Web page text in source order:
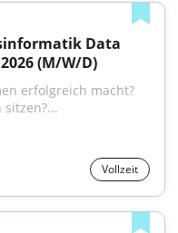
Data
(M/W/D)
erfolgreich macht?
Vollzeit